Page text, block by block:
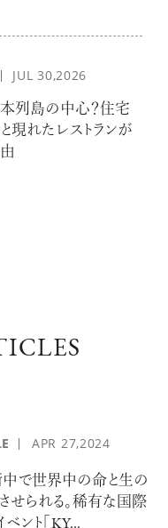
JUL 30,2026
列島の中心？住宅
現れたレストランが
APR 27,2024
で世界中の命と生の
せられる。稀有な国際
ベント「KY...